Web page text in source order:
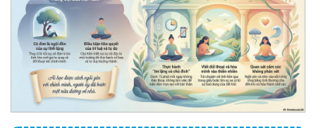
145.Suy Ngẫm 43: Bạn Không Là Gì Cả Thì
Bạn Là Tất Cả
146.Suy Ngẫm 44: Người Thầy Vĩ Đại Nhất
147.Phần X - Phương Pháp Thực Hành
148.Nhóm 1: Thân - Quay Về Với Hơi Thở Và
Cơ Thể